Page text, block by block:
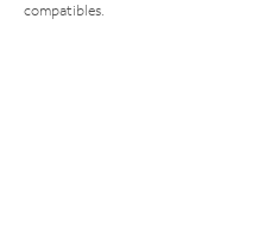
compatibles.